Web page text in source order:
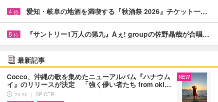
4 位 愛知・岐阜の地酒を満喫する『秋酒祭 2026』チケット一…
5 位 『サントリー1万人の第九』Aぇ! groupの佐野晶哉が合唱…
最新記事
Cocco、沖縄の歌を集めたニューアルバム『ハナウム
イ』のリリースが決定 「強く儚い者たち from oki…
23:30 ｜ SPICER
NEW